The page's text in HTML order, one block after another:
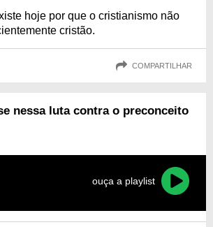
hoje por que o cristianismo não
cristão.
COMPARTILHAR
nessa luta contra o preconceito
ouça a playlist